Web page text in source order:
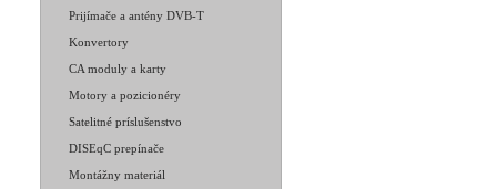
Prijímače a antény DVB-T
Konvertory
CA moduly a karty
Motory a pozicionéry
Satelitné príslušenstvo
DISEqC prepínače
Montážny materiál